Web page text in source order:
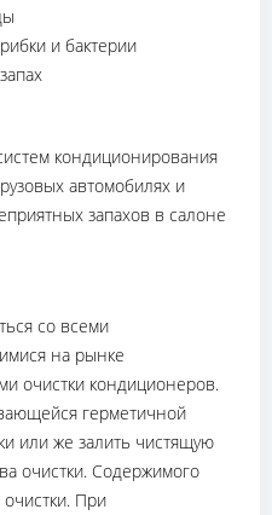
и бактерии
кондиционирования
автомобилях и
запахов в салоне
со всеми
на рынке
очистки кондиционеров.
герметичной
или же залить чистящую
очистки. Содержимого
При